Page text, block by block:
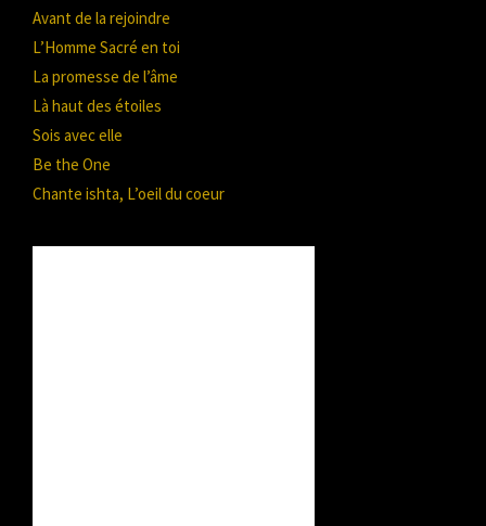
Avant de la rejoindre
L’Homme Sacré en toi
La promesse de l’âme
Là haut des étoiles
Sois avec elle
Be the One
Chante ishta, L’oeil du coeur